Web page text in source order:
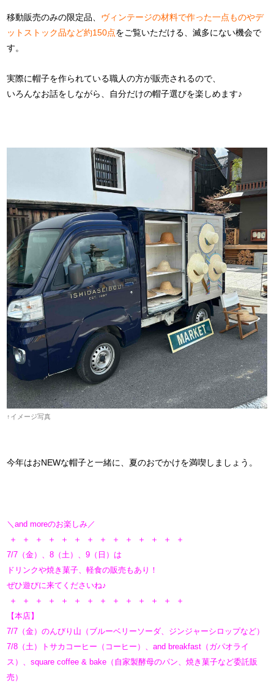
移動販売のみの限定品、 ヴィンテージの材料で作った一点ものやデ
ットストック品など約150点をご覧いただける、滅多にない機会で
す。
実際に帽子を作られている職人の方が販売されるので、
いろんなお話をしながら、自分だけの帽子選びを楽しめます♪
↑イメージ写真
今年はおNEWな帽子と一緒に、夏のおでかけを満喫しましょう。
＼and moreのお楽しみ／
＋ ＋ ＋ ＋ ＋ ＋ ＋ ＋ ＋ ＋ ＋ ＋ ＋ ＋
7/7（金）、8（土）、9（日）は
ドリンクや焼き菓子、軽食の販売もあり！
ぜひ遊びに来てくださいね♪
＋ ＋ ＋ ＋ ＋ ＋ ＋ ＋ ＋ ＋ ＋ ＋ ＋ ＋
【本店】
7/7（金）のんびり山（ブルーベリーソーダ、ジンジャーシロップなど）
7/8（土）トサカコーヒー（コーヒー）、and breakfast（ガパオライ
ス）、square coffee & bake（自家製酵母のパン、焼き菓子など委託販
売）